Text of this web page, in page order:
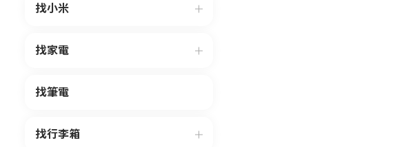
找小米
找家電
找筆電
找行李箱